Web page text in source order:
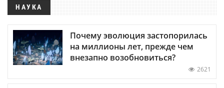
НАУКА
Почему эволюция застопорилась
на миллионы лет, прежде чем
внезапно возобновиться?
2621